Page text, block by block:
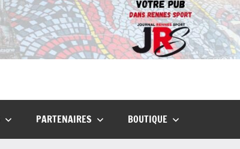
PARTENAIRES BOUTIQUE